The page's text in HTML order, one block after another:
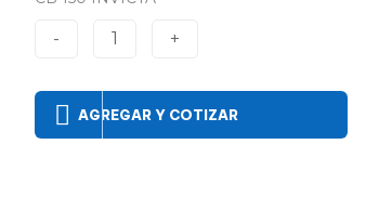
- 1 +
AGREGAR Y COTIZAR